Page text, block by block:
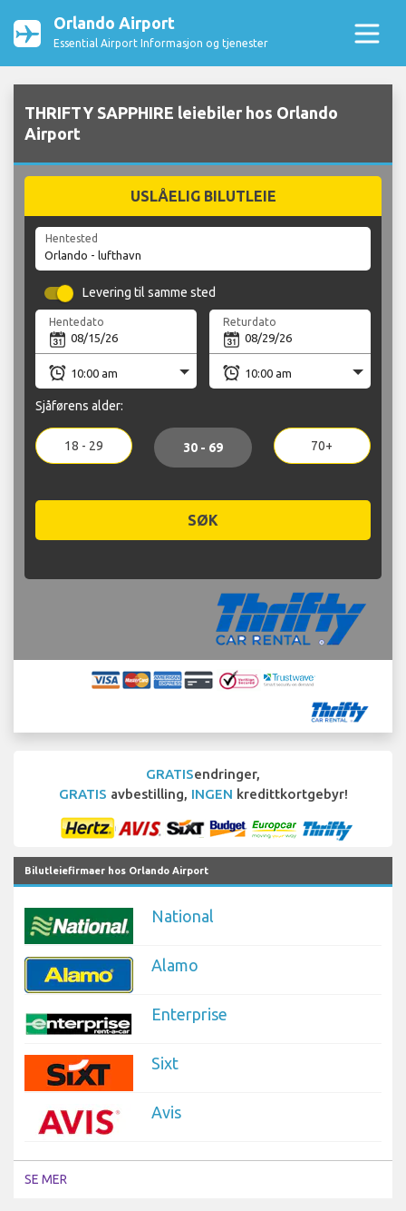
Orlando Airport
Essential Airport Informasjon og tjenester
THRIFTY SAPPHIRE leiebiler hos Orlando
Airport
USLÅELIG BILUTLEIE
Hentested
Levering til samme sted
Hentedato Returdato
Sjåførens alder:
18 - 29 30 - 69 70+
SØK
GRATISendringer,
GRATIS avbestilling, INGEN kredittkortgebyr!
Bilutleiefirmaer hos Orlando Airport
National
Alamo
Enterprise
Sixt
Avis
SE MER